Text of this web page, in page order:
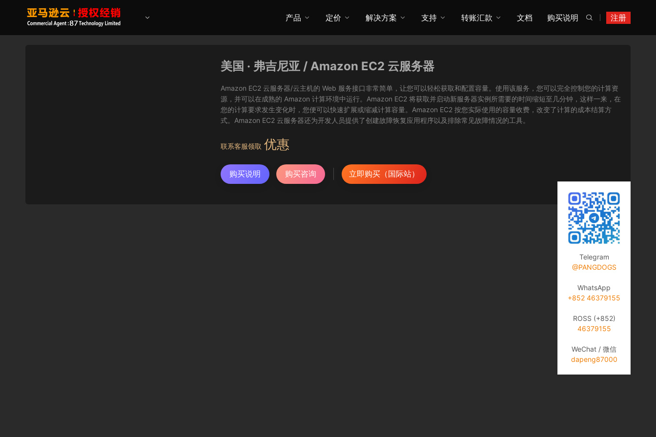
注册

产品 定价 解决方案 支持 转账汇款 文档 购买说明
美国 · 弗吉尼亚 / Amazon EC2 云服务器
Amazon EC2 云服务器/云主机的 Web 服务接口非常简单，让您可以轻松获取和配置容量。使用该服务，您可以完全控制您的计算资
源，并可以在成熟的 Amazon 计算环境中运行。Amazon EC2 将获取并启动新服务器实例所需要的时间缩短至几分钟，这样一来，在
您的计算要求发生变化时，您便可以快速扩展或缩减计算容量。Amazon EC2 按您实际使用的容量收费，改变了计算的成本结算方
式。Amazon EC2 云服务器还为开发人员提供了创建故障恢复应用程序以及排除常见故障情况的工具。
联系客服领取 优惠
购买说明 购买咨询 立即购买（国际站）
Telegram
@PANGDOGS
WhatsApp
+852 46379155
ROSS (+852)
46379155
WeChat / 微信
dapeng87000